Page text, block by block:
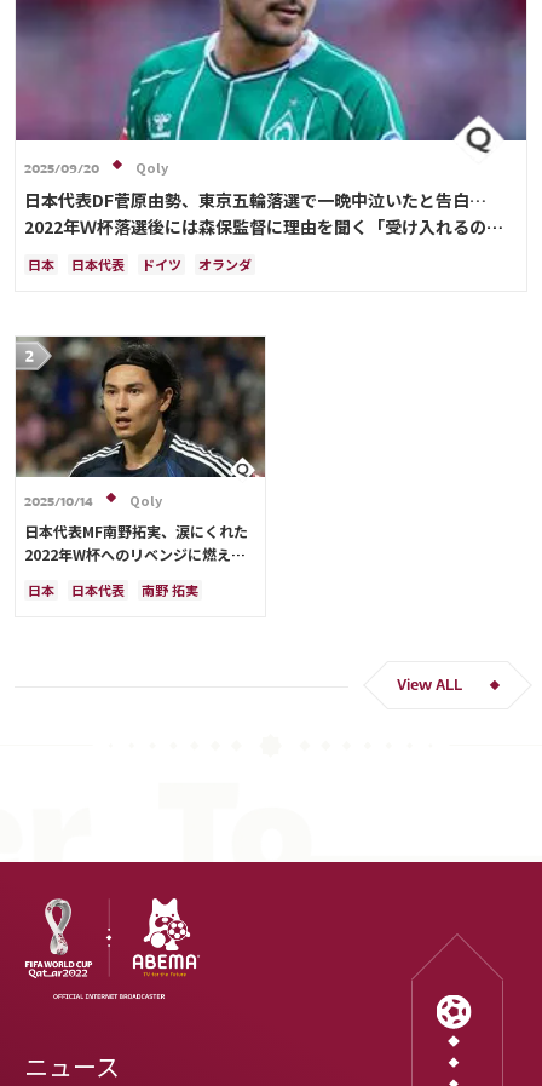
2025/09/20 Qoly
日本代表DF菅原由勢、東京五輪落選で一晩中泣いたと告白…
2022年Ｗ杯落選後には森保監督に理由を聞く「受け入れるのは
難しかった」
日本 日本代表 ドイツ オランダ
2025/10/14 Qoly
日本代表MF南野拓実、涙にくれた
2022年W杯へのリベンジに燃える
ー人生をかけた戦い」
日本 日本代表
南野 拓実
View ALL
ニュース